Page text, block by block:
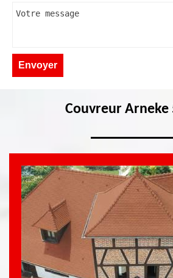
Couvreur Arneke